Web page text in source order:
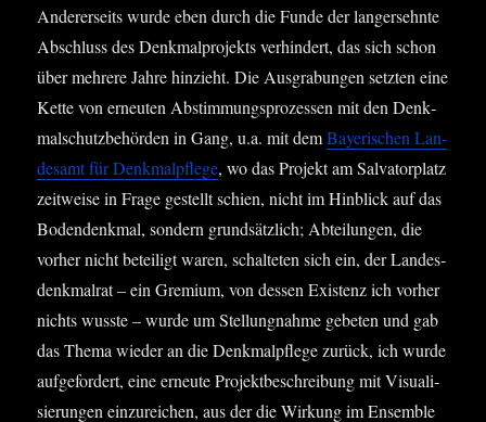
Ande­rer­seits wur­de eben durch die Fun­de der lang­ersehn­te
Abschluss des Denk­mal­pro­jekts ver­hin­dert, das sich schon
über meh­re­re Jah­re hin­zieht. Die Aus­gra­bun­gen setz­ten eine
Ket­te von erneu­ten Abstim­mungs­pro­zes­sen mit den Denk­
mal­schutz­be­hör­den in Gang, u.a. mit demBaye­ri­schen Lan­
des­amt für Denk­mal­pfle­ge, wo das Pro­jekt am Sal­va­tor­platz
zeit­wei­se in Fra­ge gestellt schien, nicht im Hin­blick auf das
Boden­denk­mal, son­dern grund­sätz­lich; Abtei­lun­gen, die
vor­her nicht betei­ligt waren, schal­te­ten sich ein, der Lan­des­
denk­mal­rat – ein Gre­mi­um, von des­sen Exis­tenz ich vor­her
nichts wuss­te – wur­de um Stel­lung­nah­me gebe­ten und gab
das The­ma wie­der an die Denk­mal­pfle­ge zurück, ich wur­de
auf­ge­for­dert, eine erneu­te Pro­jekt­be­schrei­bung mit Visua­li­
sie­run­gen ein­zu­rei­chen, aus der die Wir­kung im Ensem­ble